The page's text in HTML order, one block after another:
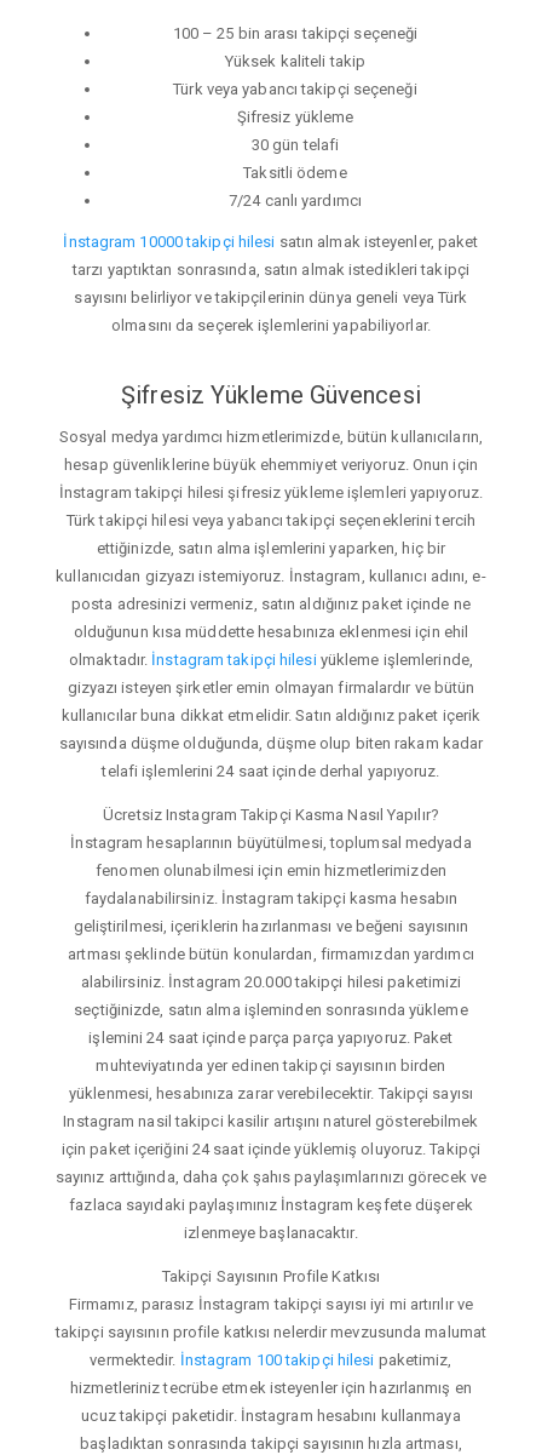
100 – 25 bin arası takipçi seçeneği
Yüksek kaliteli takip
Türk veya yabancı takipçi seçeneği
Şifresiz yükleme
30 gün telafi
Taksitli ödeme
7/24 canlı yardımcı
İnstagram 10000 takipçi hilesi satın almak isteyenler, paket
tarzı yaptıktan sonrasında, satın almak istedikleri takipçi
sayısını belirliyor ve takipçilerinin dünya geneli veya Türk
olmasını da seçerek işlemlerini yapabiliyorlar.
Şifresiz Yükleme Güvencesi
Sosyal medya yardımcı hizmetlerimizde, bütün kullanıcıların,
hesap güvenliklerine büyük ehemmiyet veriyoruz. Onun için
İnstagram takipçi hilesi şifresiz yükleme işlemleri yapıyoruz.
Türk takipçi hilesi veya yabancı takipçi seçeneklerini tercih
ettiğinizde, satın alma işlemlerini yaparken, hiç bir
kullanıcıdan gizyazı istemiyoruz. İnstagram, kullanıcı adını, e-
posta adresinizi vermeniz, satın aldığınız paket içinde ne
olduğunun kısa müddette hesabınıza eklenmesi için ehil
olmaktadır. İnstagram takipçi hilesiyükleme işlemlerinde,
gizyazı isteyen şirketler emin olmayan firmalardır ve bütün
kullanıcılar buna dikkat etmelidir. Satın aldığınız paket içerik
sayısında düşme olduğunda, düşme olup biten rakam kadar
telafi işlemlerini 24 saat içinde derhal yapıyoruz.
Ücretsiz Instagram Takipçi Kasma Nasıl Yapılır?
İnstagram hesaplarının büyütülmesi, toplumsal medyada
fenomen olunabilmesi için emin hizmetlerimizden
faydalanabilirsiniz. İnstagram takipçi kasma hesabın
geliştirilmesi, içeriklerin hazırlanması ve beğeni sayısının
artması şeklinde bütün konulardan, firmamızdan yardımcı
alabilirsiniz. İnstagram 20.000 takipçi hilesi paketimizi
seçtiğinizde, satın alma işleminden sonrasında yükleme
işlemini 24 saat içinde parça parça yapıyoruz. Paket
muhteviyatında yer edinen takipçi sayısının birden
yüklenmesi, hesabınıza zarar verebilecektir. Takipçi sayısı
Instagram nasil takipci kasilir artışını naturel gösterebilmek
için paket içeriğini 24 saat içinde yüklemiş oluyoruz. Takipçi
sayınız arttığında, daha çok şahıs paylaşımlarınızı görecek ve
fazlaca sayıdaki paylaşımınız İnstagram keşfete düşerek
izlenmeye başlanacaktır.
Takipçi Sayısının Profile Katkısı
Firmamız, parasız İnstagram takipçi sayısı iyi mi artırılır ve
takipçi sayısının profile katkısı nelerdir mevzusunda malumat
vermektedir. İnstagram 100 takipçi hilesi paketimiz,
hizmetleriniz tecrübe etmek isteyenler için hazırlanmış en
ucuz takipçi paketidir. İnstagram hesabını kullanmaya
başladıktan sonrasında takipçi sayısının hızla artması,